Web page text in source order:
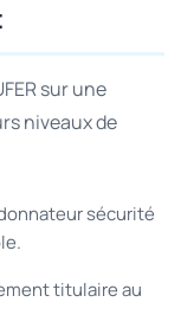
sur une
niveaux de
sécurité
titulaire au